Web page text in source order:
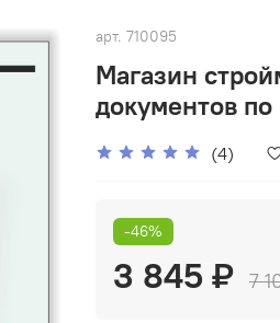
арт. 710095
Магазин
документов
(4)
-46%
3 845 ₽ 7